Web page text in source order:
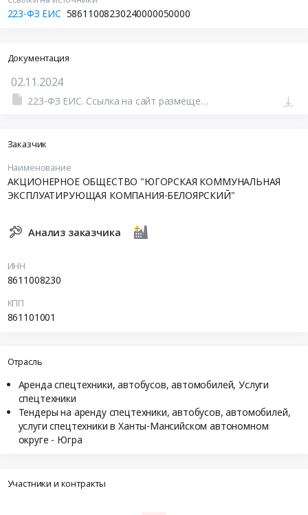
223-ФЗ ЕИС 58611008230240000050000
Документация
02.11.2024
223-ФЗ ЕИС. Ссылка на сайт размещения тендера #110316026924.doc
Заказчик
Наименование
АКЦИОНЕРНОЕ ОБЩЕСТВО "ЮГОРСКАЯ КОММУНАЛЬНАЯ
ЭКСПЛУАТИРУЮЩАЯ КОМПАНИЯ-БЕЛОЯРСКИЙ"
Анализ заказчика
ИНН
8611008230
КПП
861101001
Отрасль
Аренда спецтехники, автобусов, автомобилей, Услуги
спецтехники
Тендеры на аренду спецтехники, автобусов, автомобилей,
услуги спецтехники в Ханты-Мансийском автономном
округе - Югра
Участники и контракты